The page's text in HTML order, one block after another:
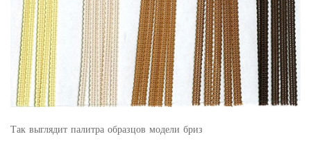
Так выглядит палитра образцов модели бриз